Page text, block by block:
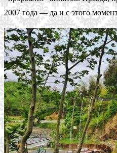
2007 года — да и с этого